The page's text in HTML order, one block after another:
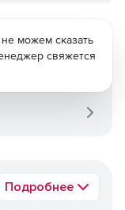
Подробнее
можем сказать
свяжется